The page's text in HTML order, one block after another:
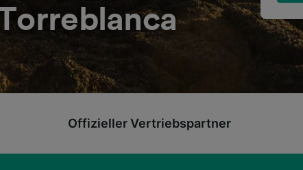
Offizieller Vertriebspartner